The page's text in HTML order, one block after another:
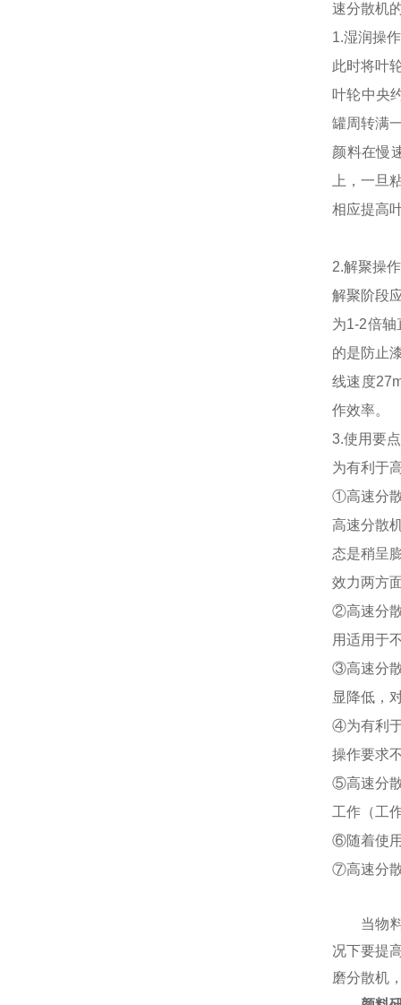
速分散机
1.湿润操作
此时将叶
叶轮中央
罐周转满
颜料在慢
上，一旦
相应提高
2.解聚操作
解聚阶段
为1-2倍
的是防止
线速度
作效率。
3.使用要点
为有利于
①高速分
高速分散
态是稍呈
效力两方
②高速分
用适用于
③高速分
显降低，
④为有利
操作要求
⑤高速分
工作（工
⑥随着使
⑦高速分
当物
况下要提
磨分散机